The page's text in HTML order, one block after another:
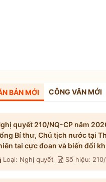
BẢN MỚI CÔNG VĂN MỚI
quyết 210/NQ-CP năm
Bí thư, Chủ tịch nước tại
tai cực đoan và biến đổi
Loại: Nghị quyết Số hiệu: